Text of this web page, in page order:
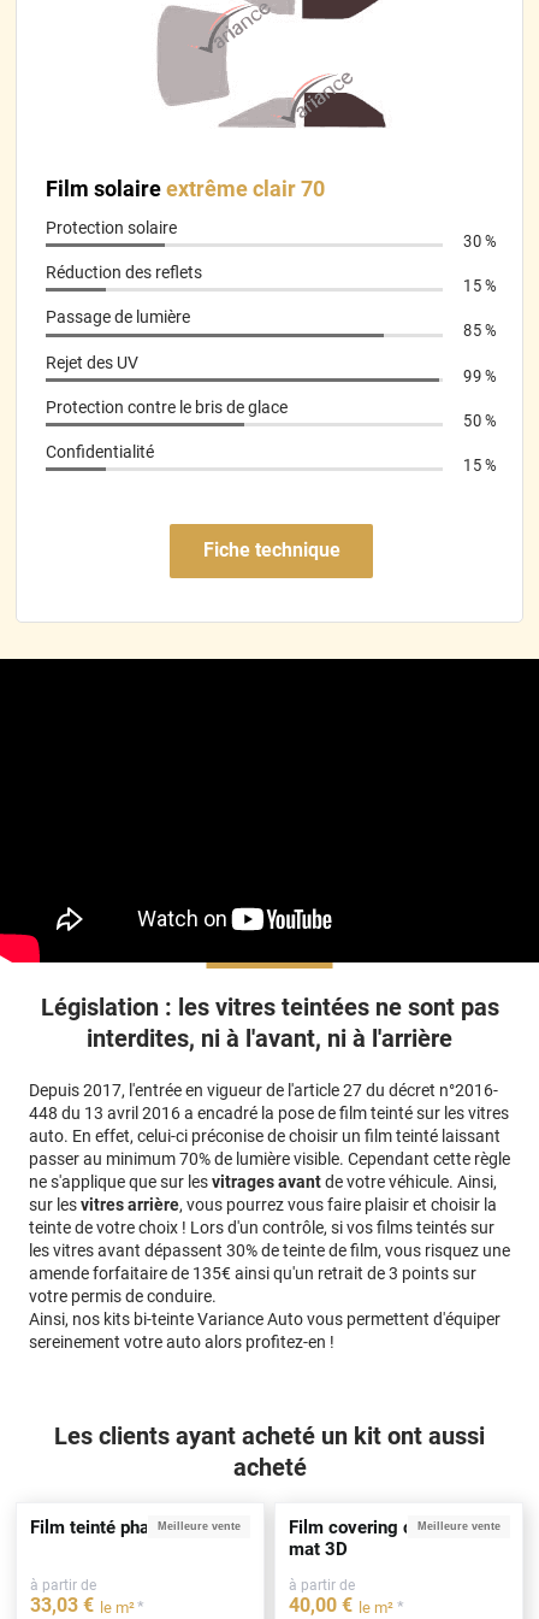
Pose difficile sur la première vitre mais facile sur les autres
lorsqu’on a compris le fonctionnement.
Il y a 459 jours
rien a redire tres bien
*****Il y a 465 jours
*****
Je recommande Article bien emballé Envoi rapide La coupe est
nickel Très Facile a appliquer Je suis satisfait
Il y a 490 jours
*****
elever et mettre du bon côté la vitre latérale n est pas un
Il y a 490 jours
Film solaireextrême clair 70
Protection solaire
30 %
Réduction des reflets
15 %
Passage de lumière
85 %
Rejet des UV
99 %
Protection contre le bris de glace
50 %
Confidentialité
15 %
Fiche technique
Législation : les vitres teintées ne sont pas
interdites, ni à l'avant, ni à l'arrière
Depuis 2017, l'entrée en vigueur de l'article 27 du décret n°2016-
448 du 13 avril 2016 a encadré la pose de film teinté sur les vitres
auto. En effet, celui-ci préconise de choisir un film teinté laissant
passer au minimum 70% de lumière visible. Cependant cette règle
ne s'applique que sur lesvitrages avantde votre véhicule. Ainsi,
sur lesvitres arrière, vous pourrez vous faire plaisir et choisir la
teinte de votre choix ! Lors d'un contrôle, si vos films teintés sur
les vitres avant dépassent 30% de teinte de film, vous risquez une
amende forfaitaire de 135€ ainsi qu'un retrait de 3 points sur
votre permis de conduire.
Ainsi, nos kits bi-teinte Variance Auto vous permettent d'équiper
sereinement votre auto alors profitez-en !
Les clients ayant acheté un kit ont aussi
acheté
Meilleure vente
Film teinté phare noir clair
à partir de
33,03 € le m²*
Meilleure vente
Film covering carbone noir
mat 3D
à partir de
40,00 € le m² *